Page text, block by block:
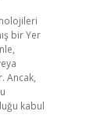
bir Yer
Ancak,
kabul